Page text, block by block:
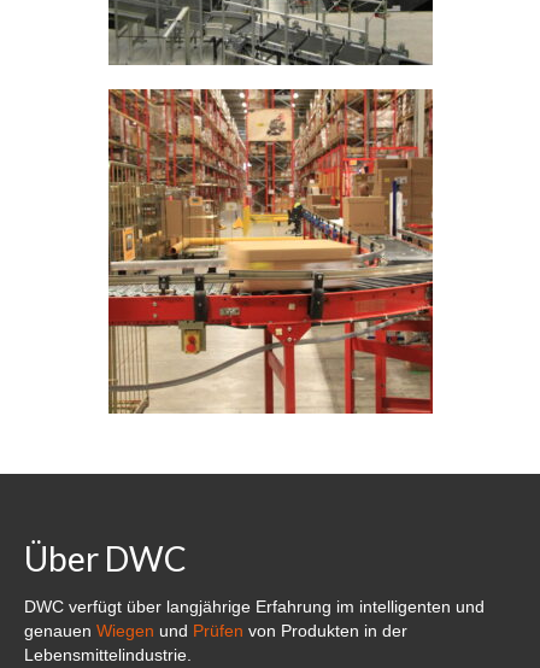
Halbautomatische Wiegelinie
Komplette Wägelinien
Zubehör & kundenspezifische Lösungen
Software
Atlantic Logic
Panorama
Über DWC
Nachricht
Kontakt
Über DWC
DWC verfügt über langjährige Erfahrung im intelligenten und
genauen Wiegen und Prüfen von Produkten in der
Lebensmittelindustrie.